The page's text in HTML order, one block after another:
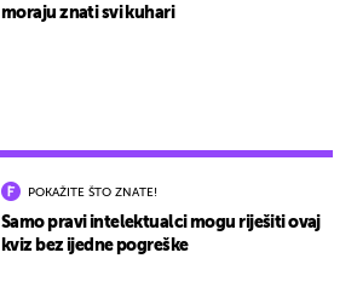
POKAŽITE ŠTO ZNATE!
Samo pravi intelektualci mogu riješiti ovaj
kviz bez ijedne pogreške
moraju znati svi kuhari